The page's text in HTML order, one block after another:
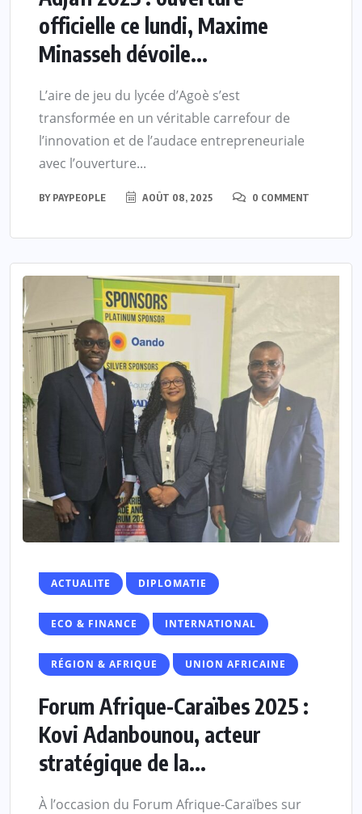
officielle ce lundi, Maxime
Minasseh dévoile...
L’aire de jeu du lycée d’Agoè s’est
transformée en un véritable carrefour de
l’innovation et de l’audace entrepreneuriale
avec l’ouverture...
BY PAYPEOPLE AOÛT 08, 2025 0 COMMENT
ACTUALITE DIPLOMATIE
ECO & FINANCE INTERNATIONAL
RÉGION & AFRIQUE UNION AFRICAINE
Forum Afrique-Caraïbes 2025 :
Kovi Adanbounou, acteur
stratégique de la...
À l’occasion du Forum Afrique-Caraïbes sur